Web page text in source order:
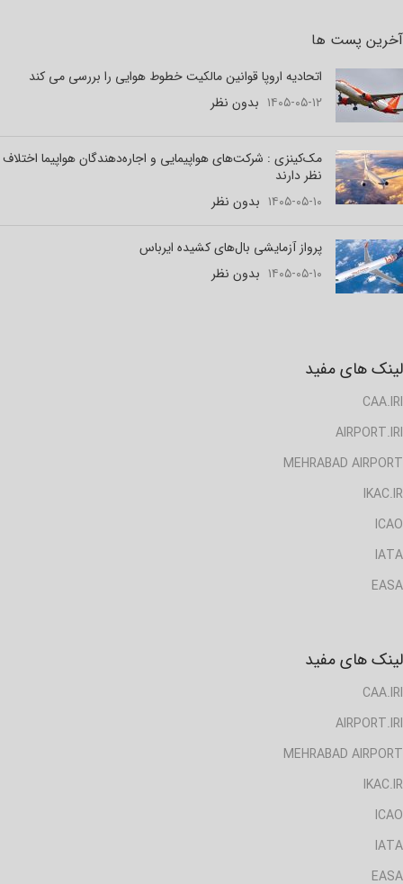
آخرین پست ها
اتحادیه اروپا قوانین مالکیت خطوط هوایی را بررسی می کند
۱۴۰۵-۰۵-۱۲ بدون نظر
مک‌کینزی : شرکت‌های هواپیمایی و اجاره‌دهندگان هواپیما اختلاف
نظر دارند
۱۴۰۵-۰۵-۱۰ بدون نظر
پرواز آزمایشی بال‌های کشیده ایرباس
۱۴۰۵-۰۵-۱۰ بدون نظر
لینک های مفید
CAA.IRI
AIRPORT.IRI
MEHRABAD AIRPORT
IKAC.IR
ICAO
IATA
EASA
لینک های مفید
CAA.IRI
AIRPORT.IRI
MEHRABAD AIRPORT
IKAC.IR
ICAO
IATA
EASA